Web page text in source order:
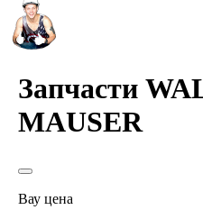
Запчасти
MAUSER
Вау цена